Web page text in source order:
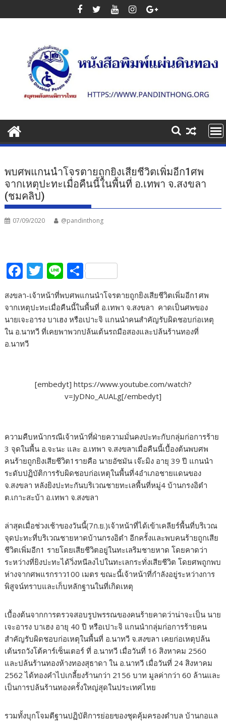
to
พบศพแกนนำโจรตายถูกยิงเสียชีวิตเพิ่มอีก1ศพ
จากเหตุปะทะเมื่อคืนนี้ในพื้นที่ อ.เทพา จ.สงขลา
(ชมคลิป)
07/09/2020 @pandinthong
F
ac
e
b
o
o
T
w
itt
er
Li
e
S
ar
e
สงขลา-เจ้าหน้าที่พบศพแกนนำโจรตายถูกยิงเสียชีวิตเพิ่มอีก1ศพ
จากเหตุปะทะเมื่อคืนนี้ในพื้นที่ อ.เทพา จ.สงขลา คาดเป็นศพของ
นายเจะอารง บาเฮง หรือเปาะจิ แกนนำคนสำคัญรับผิดชอบก่อเหตุ
ใน อ.นาทวี ที่เคยพาพวกปล้นเต้นรถมือสองและปล้นร้านทองที่
อ.นาทวี
[embedyt] https://www.youtube.com/watch?
v=JyDNo_AUALg[/embedyt]
ความคืบหน้ากรณีเจ้าหน้าที่ฝ่ายความมั่นคงปะทะกับกลุ่มก่อการร้าย
3 จุดในพื้น อ.จะนะ และ อ.เทพา จ.สงขลาเมื่อคืนนี้เบื้องต้นพบศพ
คนร้ายถูกยิงเสียชีวิต1รายคือ นายอัซมัน เจ๊ะมิง อายุ 39 ปี แกนนำ
ระดับปฏิบัติการรับผิดชอบก่อเหตุในพื้นที่4อำเภอชายแดนของ
จ.สงขลา หลังยิงปะทะกันบริเวณชายทะเลพื้นที่หมู่4 บ้านกรงอิตำ
ต.เกาะสะบ้า อ.เทพา จ.สงขลา
ล่าสุดเมื่อช่วงเช้าของวันนี้(7ก.ย.)เจ้าหน้าที่ได้เข้าเคลียร์พื้นที่บริเวณ
จุดปะทะที่บริเวณชายหาดบ้านกรงอิตำ อีกครั้งและพบคนร้ายถูกเสีย
ชีวิตเพิ่มอีก1 รายโดยเสียชีวิตอยู่ในทะเลริมชายหาด โดยคาดว่า
ระหว่างที่ยิงปะทะได้วิ่งหนีลงไปในทะเลกระทั่งเสียชีวิต โดยศพถูกพบ
ห่างจากศพแรกราว100 เมตร ขณะนี้เจ้าหน้าที่กำลังอยู่ระหว่างการ
พิสูจน์ทราบและเก็บหลักฐานในที่เกิดเหตุ
เบื้องต้นจากการตรวจสอบรูปพรรณของคนร้ายคาดว่าน่าจะเป็น นาย
เจะอารง บาเฮง อายุ 40 ปี หรือเปาะจิ แกนนำกลุ่มก่อการร้ายคน
สำคัญรับผิดชอบก่อเหตุในพื้นที่ อ.นาทวี จ.สงขลา เคยก่อเหตุปล้น
เต้นรถวังโต้คาร์เซ็นเตอร์ ที่ อ.นาทวี เมื่อวันที่ 16 สิงหาคม 2560
และปล้นร้านทองห้างทองสุธาดา ใน อ.นาทวี เมื่อวันที่ 24 สิงหาคม
2562 ได้ทองคำไปเกลี้ยงร้านกว่า 2156 บาท มูลค่ากว่า 60 ล้านและ
เป็นการปล้นร้านทองครั้งใหญ่สุดในประเทศไทย
รวมทั้งบุกโจมตีฐานปฏิบัติการย่อยของชุดคุ้มครองตำบล บ้านกอแล